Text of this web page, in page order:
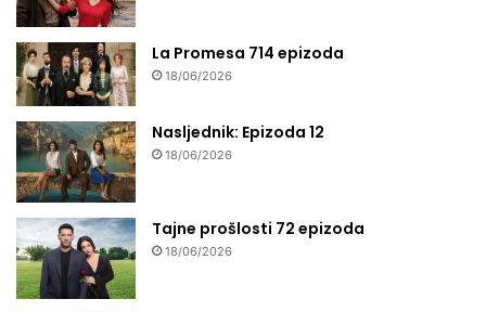
La Promesa 714 epizoda
18/06/2026
Nasljednik: Epizoda 12
18/06/2026
Tajne prošlosti 72 epizoda
18/06/2026